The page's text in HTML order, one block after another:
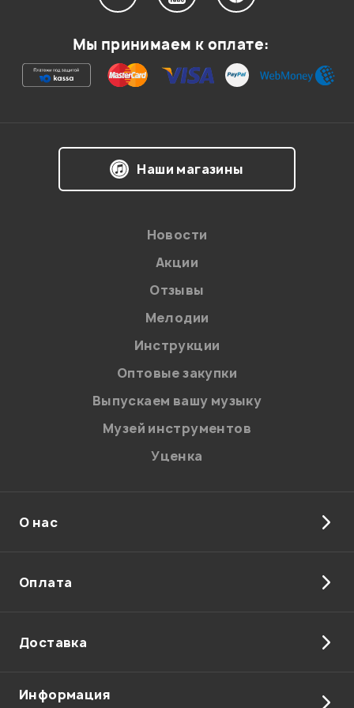
Ваша оценка:
на обработку персональных данных в
Политикой в отношении обработки
персональных данных.
Введите проверочное число:
Отправить
Мы принимаем к оплате:
Наши магазины
Новости
Акции
Отзывы
Мелодии
Инструкции
Оптовые закупки
Выпускаем вашу музыку
Музей инструментов
Уценка
О нас
Оплата
Доставка
Информация